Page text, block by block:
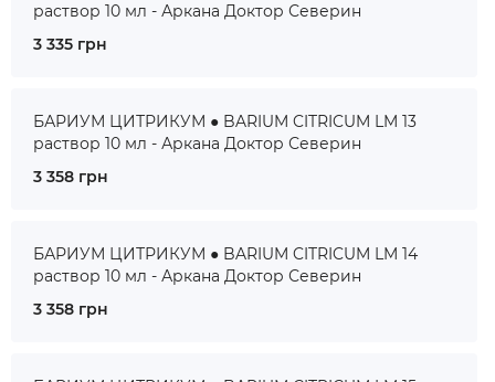
раствор 10 мл - Аркана Доктор Северин
3 335 грн
БАРИУМ ЦИТРИКУМ ● BARIUM CITRICUM LM 13
раствор 10 мл - Аркана Доктор Северин
3 358 грн
БАРИУМ ЦИТРИКУМ ● BARIUM CITRICUM LM 14
раствор 10 мл - Аркана Доктор Северин
3 358 грн